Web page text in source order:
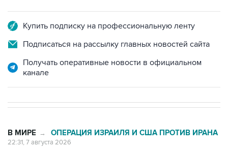
Купить подписку на профессиональную ленту
Подписаться на рассылку главных новостей сайта
Получать оперативные новости в официальном
канале
В МИРЕ → ОПЕРАЦИЯ ИЗРАИЛЯ И США ПРОТИВ ИРАНА
22:31, 7 августа 2026